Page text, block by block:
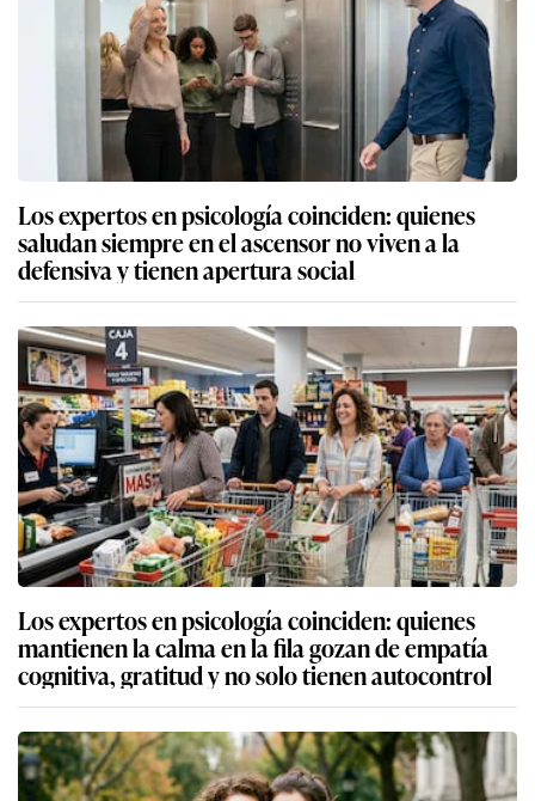
Los expertos en psicología coinciden: quienes
saludan siempre en el ascensor no viven a la
defensiva y tienen apertura social
Los expertos en psicología coinciden: quienes
mantienen la calma en la fila gozan de empatía
cognitiva, gratitud y no solo tienen autocontrol